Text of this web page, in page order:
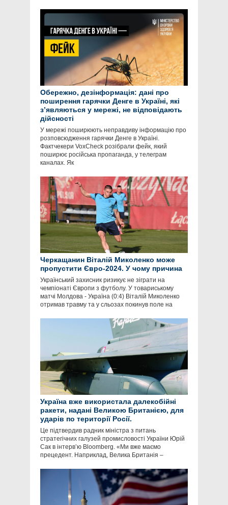
Обережно, дезінформація: дані про
поширення гарячки Денге в Україні, які
зʼявляються у мережі, не відповідають
дійсності
У мережі поширюють неправдиву інформацію про
розповсюдження гарячки Денге в Україні.
Фактчекери VoxCheck розібрали фейк, який
поширює російська пропаганда, у телеграм
каналах. Як
Черкащанин Віталій Миколенко може
пропустити Євро-2024. У чому причина
Український захисник ризикує не зіграти на
чемпіонаті Європи з футболу. У товариському
матчі Молдова - Україна (0:4) Віталій Миколенко
отримав травму та у сльозах покинув поле на
Україна вже використала далекобійні
ракети, надані Великою Британією, для
ударів по території Росії.
Це підтвердив радник міністра з питань
стратегічних галузей промисловості України Юрій
Сак в інтервʼю Bloomberg. «Ми вже маємо
прецедент. Наприклад, Велика Британія –